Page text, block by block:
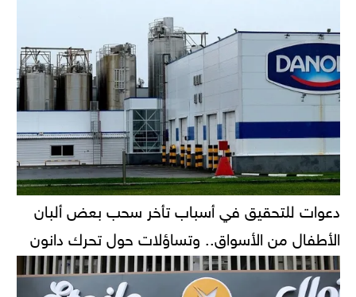
دعوات للتحقيق في أسباب تأخر سحب بعض ألبان
الأطفال من الأسواق.. وتساؤلات حول تحرك دانون